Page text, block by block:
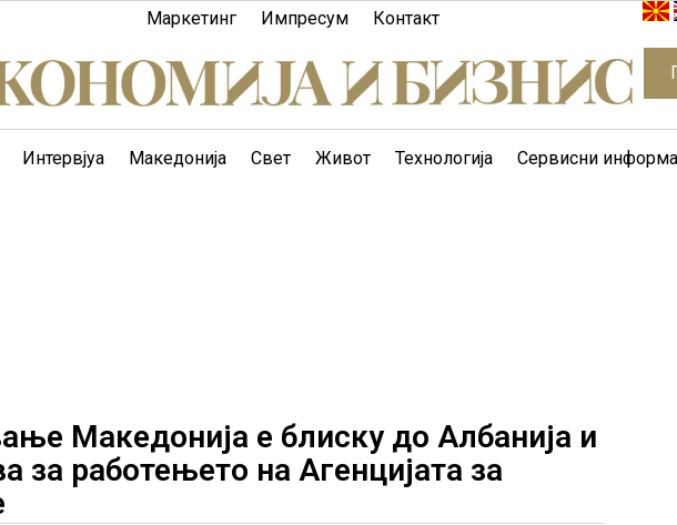
Маркетинг Импресум Контакт
Интервјуа Македонија Свет Живот Технологија Сервисни
Македонија е блиску до Албанија и
за работењето на Агенцијата за